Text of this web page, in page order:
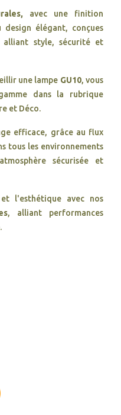
avec une finition
design élégant, conçues
alliant style, sécurité et
une lampe GU10, vous
dans la rubrique
et Déco.
efficace, grâce au flux
tous les environnements
sécurisée et
l'esthétique avec nos
, alliant performances